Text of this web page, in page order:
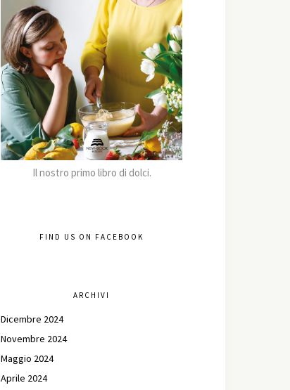
Il nostro primo libro di dolci.
FIND US ON FACEBOOK
ARCHIVI
Dicembre 2024
Novembre 2024
Maggio 2024
Aprile 2024